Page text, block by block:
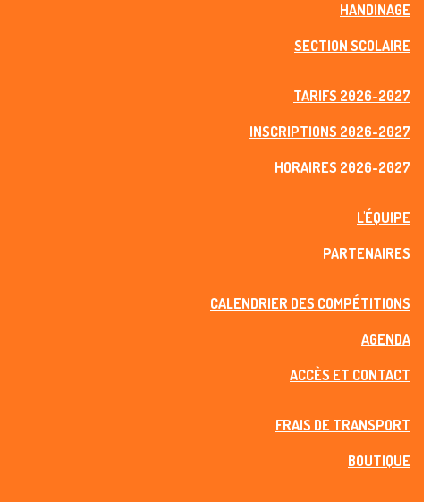
HANDINAGE
SECTION SCOLAIRE
TARIFS 2026-2027
INSCRIPTIONS 2026-2027
HORAIRES 2026-2027
L'ÉQUIPE
PARTENAIRES
CALENDRIER DES COMPÉTITIONS
AGENDA
ACCÈS ET CONTACT
FRAIS DE TRANSPORT
BOUTIQUE